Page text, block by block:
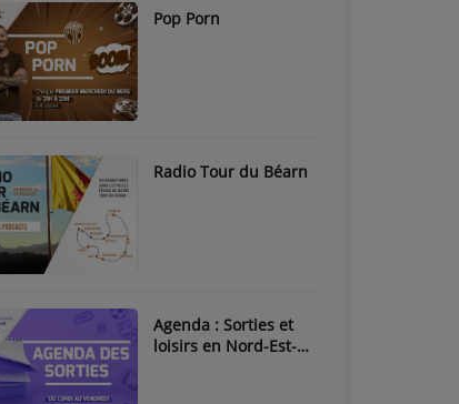
Pop Porn
Radio Tour du Béarn
Agenda : Sorties et
loisirs en Nord-Est-